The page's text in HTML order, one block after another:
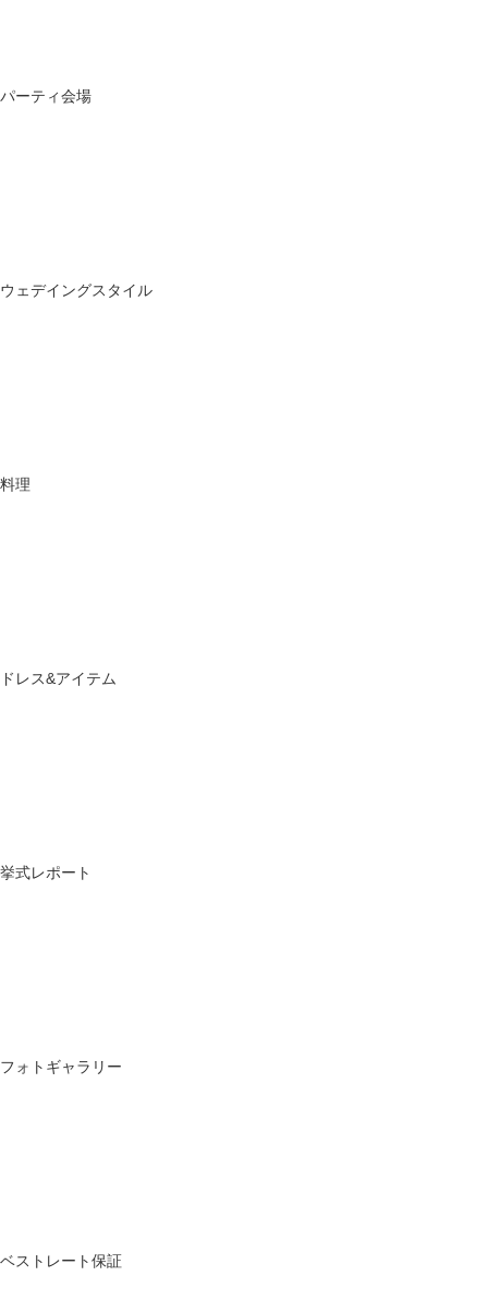
パーティ会場
ウェデイングスタイル
料理
ドレス&アイテム
挙式レポート
フォトギャラリー
ベストレート保証